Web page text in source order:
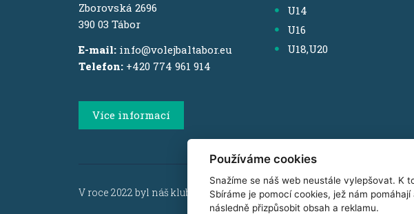
Zborovská 2696
390 03 Tábor
E-mail: info@volejbaltabor.eu
Telefon: +420 774 961 914
Více informací
U14
U16
U18,U20
V roce 2022 byl náš klub podpořen z Dotačního programu
Používáme cookies
Snažíme se náš web neustále vylepšovat. K
Sbíráme je pomocí cookies, jež nám
následně přizpůsobit obsah a reklamu.